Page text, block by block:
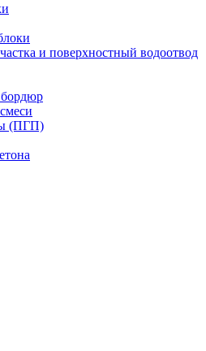
и поверхностный водоотвод
бордюр
(ПГП)